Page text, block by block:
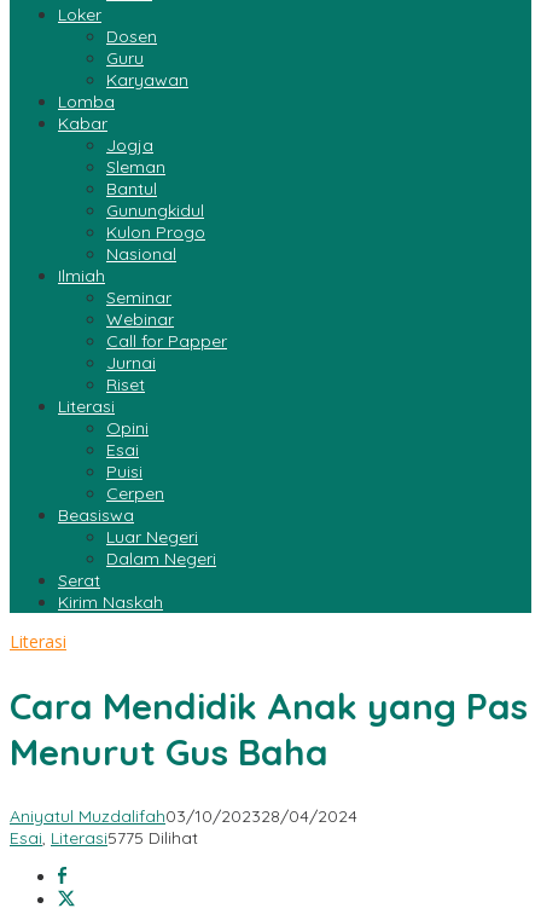
Loker
Dosen
Guru
Karyawan
Lomba
Kabar
Jogja
Sleman
Bantul
Gunungkidul
Kulon Progo
Nasional
Ilmiah
Seminar
Webinar
Call for Papper
Jurnai
Riset
Literasi
Opini
Esai
Puisi
Cerpen
Beasiswa
Luar Negeri
Dalam Negeri
Serat
Kirim Naskah
Literasi
Cara Mendidik Anak yang Pas
Menurut Gus Baha
Aniyatul Muzdalifah03/10/202328/04/2024
Esai, Literasi5775 Dilihat